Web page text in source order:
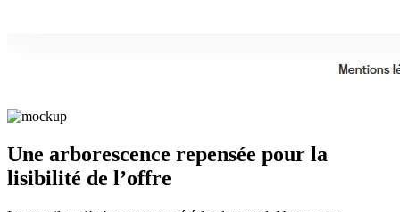
Une arborescence repensée pour la
lisibilité de l’offre